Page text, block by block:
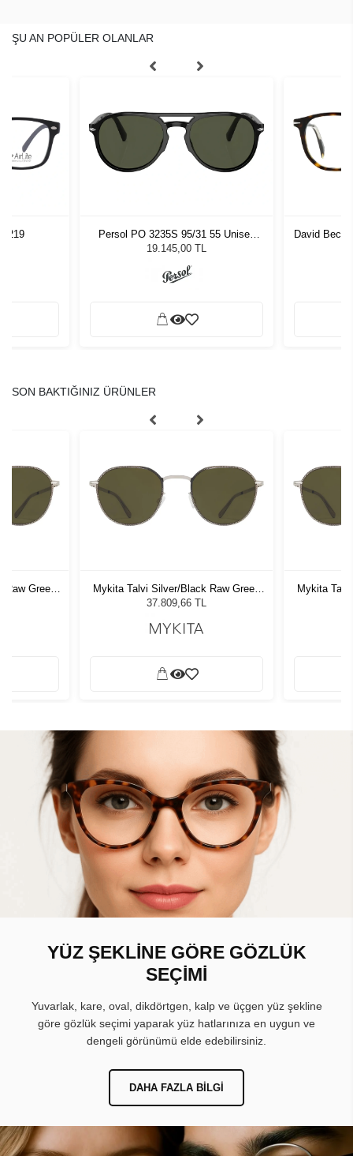
ŞU AN POPÜLER OLANLAR
Persol PO 3235S 95/31 55 Unisex
Güneş Gözlüğü
19.145,00 TL
David
SON BAKTIĞINIZ ÜRÜNLER
Green
Mykita Talvi Silver/Black Raw Green
SLD 052 Unisex Güneş Gözlüğü
37.809,66 TL
Mykita
YÜZ ŞEKLİNE GÖRE GÖZLÜK
SEÇİMİ
Yuvarlak, kare, oval, dikdörtgen, kalp ve üçgen yüz şekline
göre gözlük seçimi yaparak yüz hatlarınıza en uygun ve
dengeli görünümü elde edebilirsiniz.
DAHA FAZLA BILGI